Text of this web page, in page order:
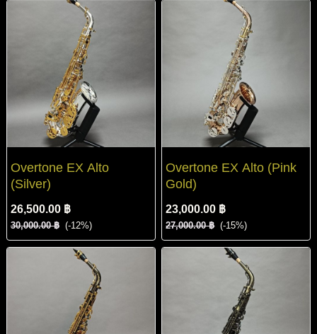
Overtone EX Alto
(Silver)
26,500.00 ฿
30,000.00 ฿ (-12%)
Overtone EX Alto (Pink
Gold)
23,000.00 ฿
27,000.00 ฿ (-15%)